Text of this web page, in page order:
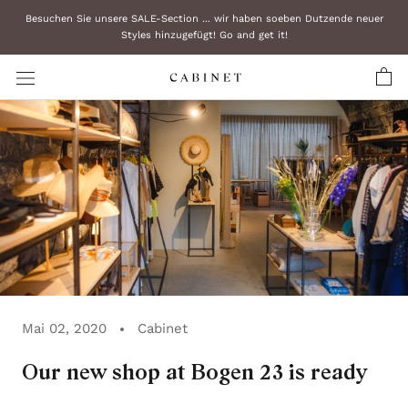
überspringen
Besuchen Sie unsere SALE-Section ... wir haben soeben Dutzende neuer
Styles hinzugefügt! Go and get it!
Mai 02, 2020 Cabinet
Our new shop at Bogen 23 is ready